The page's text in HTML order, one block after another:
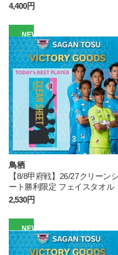
4,400円
NEW
鳥栖
【8/8甲府戦】26/27クリーンシ
ート勝利限定 フェイスタオル
2,530円
NEW